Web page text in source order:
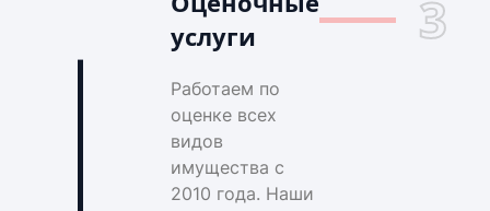
услуги
3
Работаем по
оценке всех
видов
имущества с
2010 года. Наши